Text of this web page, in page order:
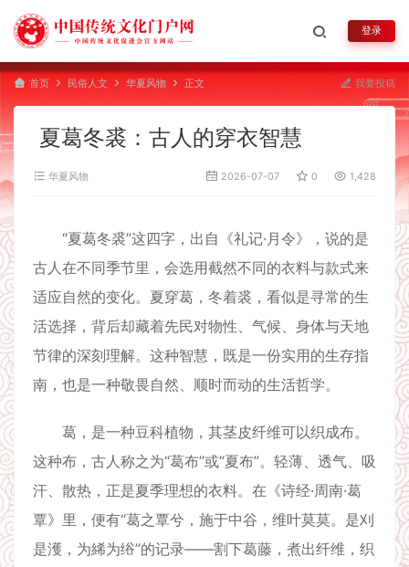
登录
首页 民俗人文 华夏风物 正文 我要投稿
夏葛冬裘：古人的穿衣智慧
华夏风物 2026-07-07 0 1,428
“夏葛冬裘”这四字，出自《礼记·月令》，说的是
古人在不同季节里，会选用截然不同的衣料与款式来
适应自然的变化。夏穿葛，冬着裘，看似是寻常的生
活选择，背后却藏着先民对物性、气候、身体与天地
节律的深刻理解。这种智慧，既是一份实用的生存指
南，也是一种敬畏自然、顺时而动的生活哲学。
葛，是一种豆科植物，其茎皮纤维可以织成布。
这种布，古人称之为“葛布”或“夏布”。轻薄、透气、吸
汗、散热，正是夏季理想的衣料。在《诗经·周南·葛
覃》里，便有“葛之覃兮，施于中谷，维叶莫莫。是刈
是濩，为絺为绤”的记录——割下葛藤，煮出纤维，织